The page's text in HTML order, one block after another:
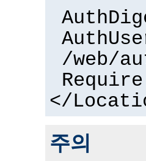
/web/
</
주의